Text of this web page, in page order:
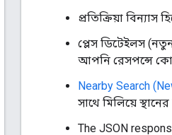
প্রতিক্রিয়া বিন্যাস
প্লেস ডিটেইলস
আপনি রেসপন্সে
Nearby Search
সাথে মিলিয়ে
The JSON